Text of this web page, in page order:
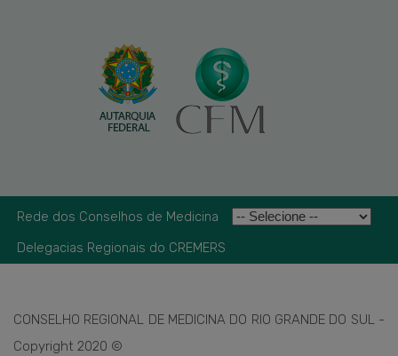
Rede dos Conselhos de Medicina
Delegacias Regionais do CREMERS
CONSELHO REGIONAL DE MEDICINA DO RIO GRANDE DO SUL -
Copyright 2020 ©